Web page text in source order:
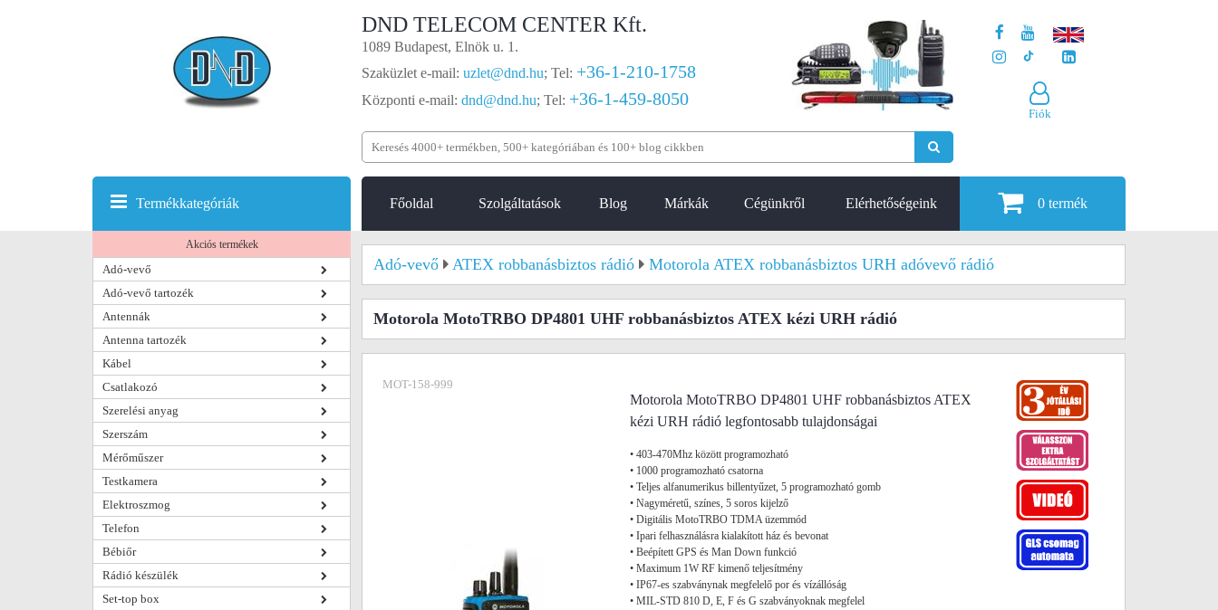
DND TELECOM CENTER Kft.
1089 Budapest, Elnök u. 1.
Szaküzlet e-mail: uzlet@dnd.hu; Tel: +36-1-210-1758
Központi e-mail: dnd@dnd.hu; Tel: +36-1-459-8050
Fiók
Főoldal Szolgáltatások Blog Márkák Cégünkről Elérhetőségeink 0 termék
Termékkategóriák
Akciós termékek
Adó-vevő
Adó-vevő tartozék
Antennák
Antenna tartozék
Kábel
Csatlakozó
Szerelési anyag
Szerszám
Mérőműszer
Testkamera
Elektroszmog
Telefon
Bébiőr
Rádió készülék
Set-top box
Adó-vevő ATEX robbanásbiztos rádió Motorola ATEX robbanásbiztos URH adóvevő rádió
Motorola MotoTRBO DP4801 UHF robbanásbiztos ATEX kézi URH rádió
MOT-158-999
Motorola MotoTRBO DP4801 UHF robbanásbiztos ATEX
kézi URH rádió legfontosabb tulajdonságai
• 403-470Mhz között programozható
• 1000 programozható csatorna
• Teljes alfanumerikus billentyűzet, 5 programozható gomb
• Nagyméretű, színes, 5 soros kijelző
• Digitális MotoTRBO TDMA üzemmód
• Ipari felhasználásra kialakított ház és bevonat
• Beépített GPS és Man Down funkció
• Maximum 1W RF kimenő teljesítmény
• IP67-es szabványnak megfelelő por és vízállóság
• MIL-STD 810 D, E, F és G szabványoknak megfelel